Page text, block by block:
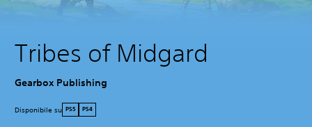
Tribes of Midgard
Gearbox Publishing
Disponibile su PS5 PS4